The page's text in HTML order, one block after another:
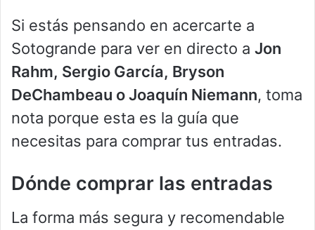
Si estás pensando en acercarte a
Sotogrande para ver en directo a Jon
Rahm, Sergio García, Bryson
DeChambeau o Joaquín Niemann, toma
nota porque esta es la guía que
necesitas para comprar tus entradas.
Dónde comprar las entradas
La forma más segura y recomendable